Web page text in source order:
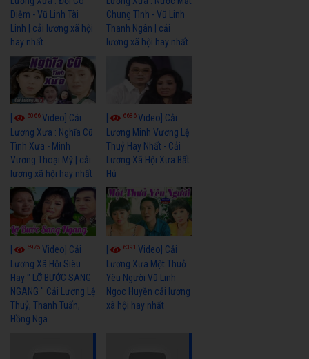
Diễm - Vũ Linh Tài
Linh | cải lương xã hội
hay nhất
Chung Tình - Vũ Linh
Thanh Ngân | cải
lương xã hội hay nhất
6066Video] Cải
Lương Xưa : Nghĩa Cũ
Tình Xưa - Minh
Vương Thoại Mỹ | cải
lương xã hội hay nhất
6686Video] Cải
Lương Minh Vương Lệ
Thuỷ Hay Nhất - Cải
Lương Xã Hội Xưa Bất
Hủ
6975 Video] Cải
Lương Xã Hội Siêu
Hay " LỠ BƯỚC SANG
NGANG " Cải Lương Lệ
Thuỷ, Thanh Tuấn,
Hồng Nga
6391Video] Cải
Lương Xưa Một Thuở
Yêu Người Vũ Linh
Ngọc Huyền cải lương
xã hội hay nhất